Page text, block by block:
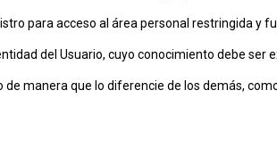
para acceso al área personal restringida y
del Usuario, cuyo conocimiento debe ser
manera que lo diferencie de los demás,